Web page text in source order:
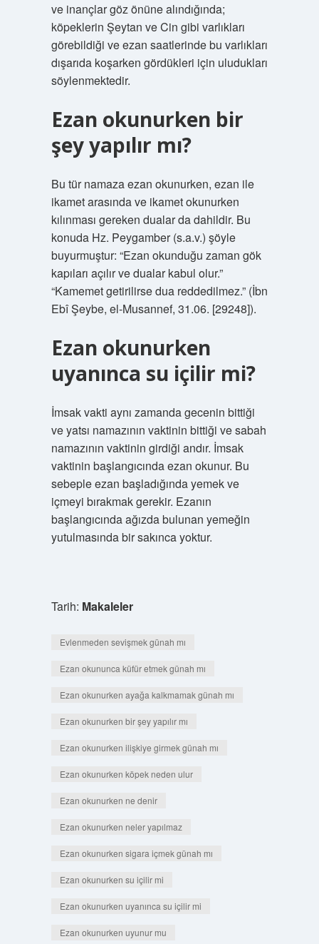
ve inançlar göz önüne alındığında;
köpeklerin Şeytan ve Cin gibi varlıkları
görebildiği ve ezan saatlerinde bu varlıkları
dışarıda koşarken gördükleri için uludukları
söylenmektedir.
Ezan okunurken bir
şey yapılır mı?
Bu tür namaza ezan okunurken, ezan ile
ikamet arasında ve ikamet okunurken
kılınması gereken dualar da dahildir. Bu
konuda Hz. Peygamber (s.a.v.) şöyle
buyurmuştur: “Ezan okunduğu zaman gök
kapıları açılır ve dualar kabul olur.”
“Kamemet getirilirse dua reddedilmez.” (İbn
Ebî Şeybe, el-Musannef, 31.06. [29248]).
Ezan okunurken
uyanınca su içilir mi?
İmsak vakti aynı zamanda gecenin bittiği
ve yatsı namazının vaktinin bittiği ve sabah
namazının vaktinin girdiği andır. İmsak
vaktinin başlangıcında ezan okunur. Bu
sebeple ezan başladığında yemek ve
içmeyi bırakmak gerekir. Ezanın
başlangıcında ağızda bulunan yemeğin
yutulmasında bir sakınca yoktur.
Tarih: Makaleler
Evlenmeden sevişmek günah mı
Ezan okununca küfür etmek günah mı
Ezan okunurken ayağa kalkmamak günah mı
Ezan okunurken bir şey yapılır mı
Ezan okunurken ilişkiye girmek günah mı
Ezan okunurken köpek neden ulur
Ezan okunurken ne denir
Ezan okunurken neler yapılmaz
Ezan okunurken sigara içmek günah mı
Ezan okunurken su içilir mi
Ezan okunurken uyanınca su içilir mi
Ezan okunurken uyunur mu